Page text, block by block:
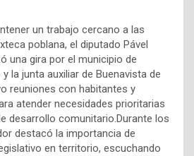
un trabajo cercano a las
poblana, el diputado Pável
una gira por el municipio de
la junta auxiliar de Buenavista de
reuniones con habitantes y
atender necesidades prioritarias
desarrollo comunitario.Durante los
destacó la importancia de
en territorio, escuchando